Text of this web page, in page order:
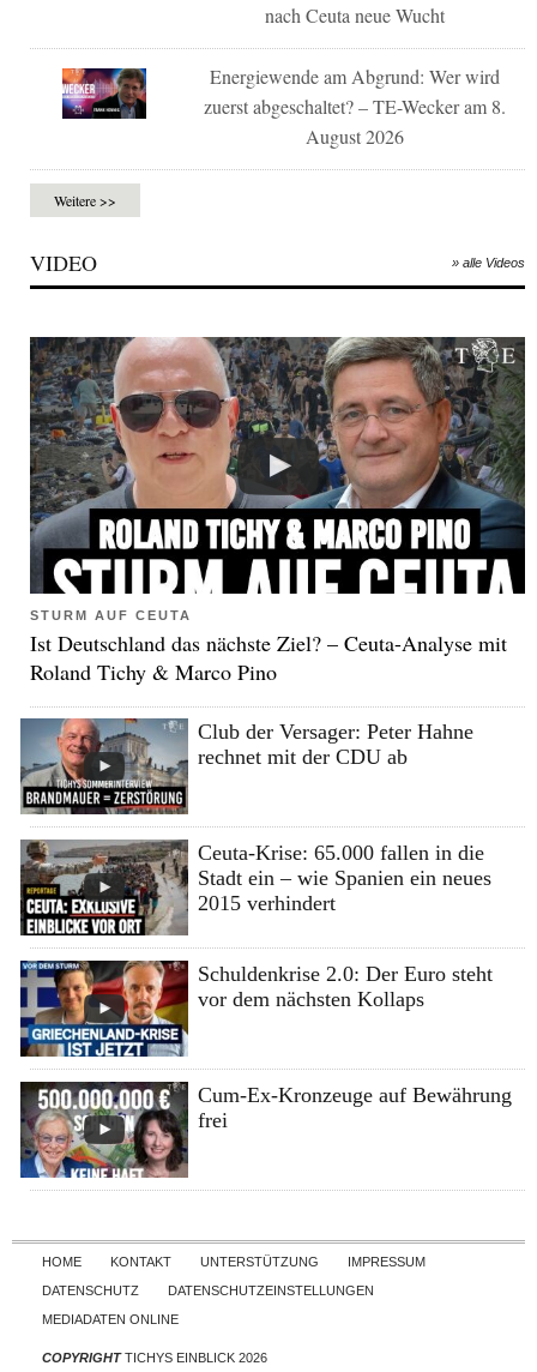
nach Ceuta neue Wucht
Energiewende am Abgrund: Wer wird
zuerst abgeschaltet? – TE-Wecker am 8.
August 2026
Weitere >>
VIDEO » alle Videos
STURM AUF CEUTA
Ist Deutschland das nächste Ziel? – Ceuta-Analyse mit
Roland Tichy & Marco Pino
Club der Versager: Peter Hahne
rechnet mit der CDU ab
Ceuta-Krise: 65.000 fallen in die
Stadt ein – wie Spanien ein neues
2015 verhindert
Schuldenkrise 2.0: Der Euro steht
vor dem nächsten Kollaps
Cum-Ex-Kronzeuge auf Bewährung
frei
Skip to content
HOME KONTAKT UNTERSTÜTZUNG
IMPRESSUM
DATENSCHUTZ
DATENSCHUTZEINSTELLUNGEN
MEDIADATEN ONLINE
COPYRIGHTTICHYS EINBLICK 2026